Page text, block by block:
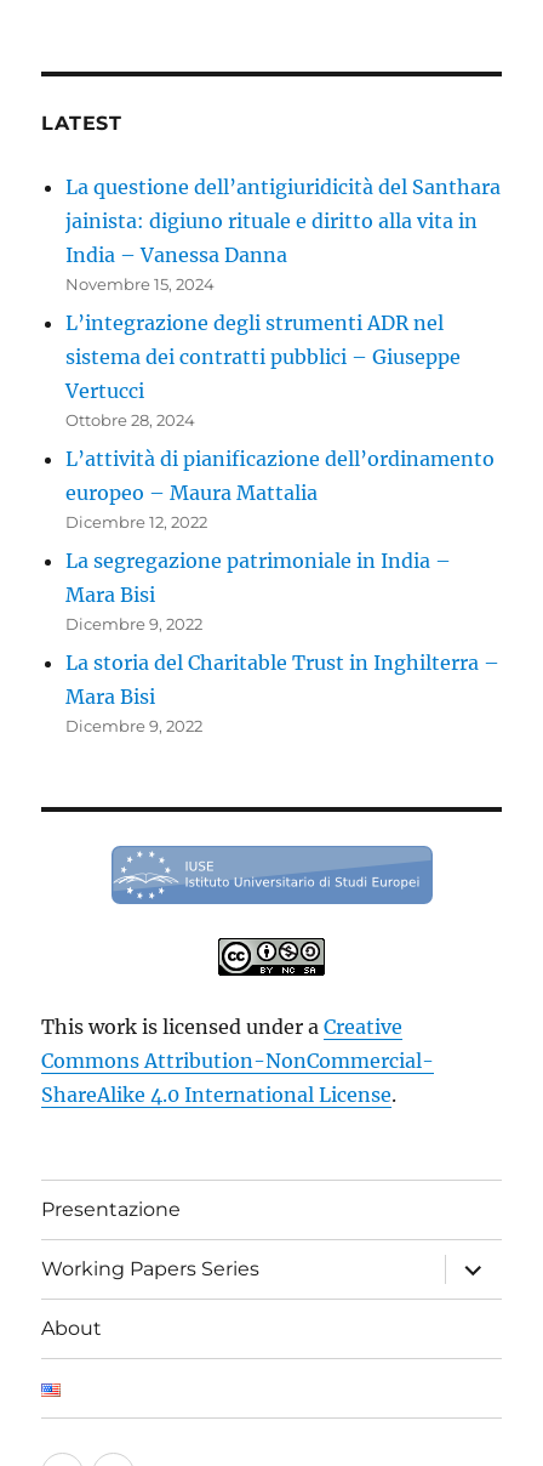
LATEST
La questione dell’antigiuridicità del Santhara
jainista: digiuno rituale e diritto alla vita in
India – Vanessa Danna
Novembre 15, 2024
L’integrazione degli strumenti ADR nel
sistema dei contratti pubblici – Giuseppe
Vertucci
Ottobre 28, 2024
L’attività di pianificazione dell’ordinamento
europeo – Maura Mattalia
Dicembre 12, 2022
La segregazione patrimoniale in India –
Mara Bisi
Dicembre 9, 2022
La storia del Charitable Trust in Inghilterra –
Mara Bisi
Dicembre 9, 2022
This work is licensed under aCreative
Commons Attribution-NonCommercial-
ShareAlike 4.0 International License.
Presentazione
Working Papers Series
apri
i
menu
About